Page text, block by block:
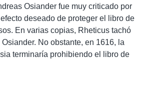
Osiander fue muy criticado por
deseado de proteger el libro de
En varias copias, Rheticus tachó
No obstante, en 1616, la
terminaría prohibiendo el libro de